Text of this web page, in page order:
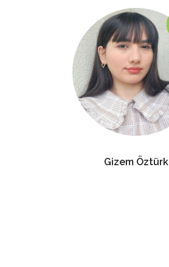
Gizem Öztürk